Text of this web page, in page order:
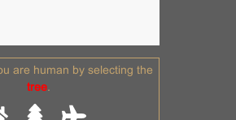
are human by selecting the
tree.